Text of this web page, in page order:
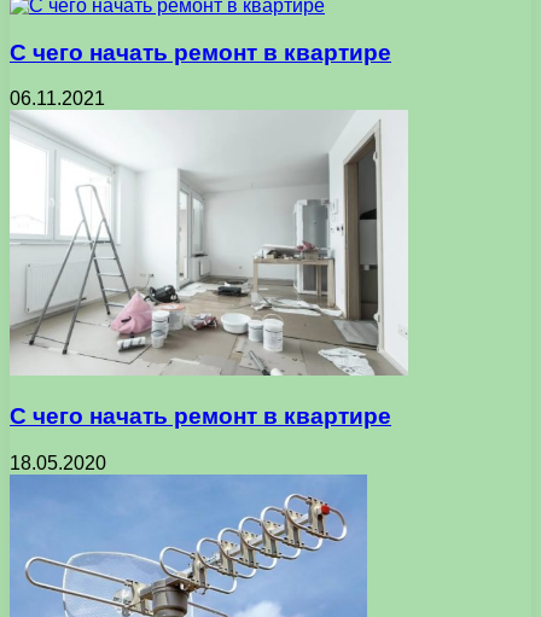
С чего начать ремонт в квартире
06.11.2021
С чего начать ремонт в квартире
18.05.2020